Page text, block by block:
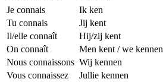
Je connais
Ik ken
Tu connais
Jij kent
Il/elle connaît
Hij/zij kent
On connaît
Men kent / we kennen
Nous connaissons Wij kennen
Vous connaissez
Jullie kennen